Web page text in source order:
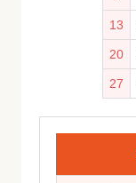
13
20
27